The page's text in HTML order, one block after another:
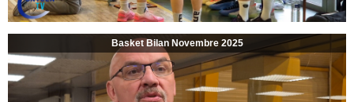
Basket Bilan Novembre 2025